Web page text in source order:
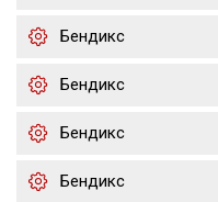
Бендикс
Бендикс
Бендикс
Бендикс